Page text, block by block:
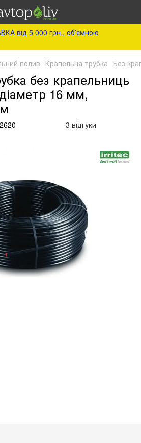
від 5 000 грн., обʼємною
полив Крапельна трубка Без
без крапельниць
16 мм,
2620 3 відгуки